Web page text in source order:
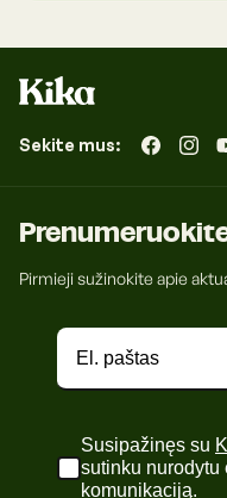
Sekite mus: „Facebook“
Pirmieji sužinokite apie
Susipažinęs su
sutinku nurodytu
komunikaciją.